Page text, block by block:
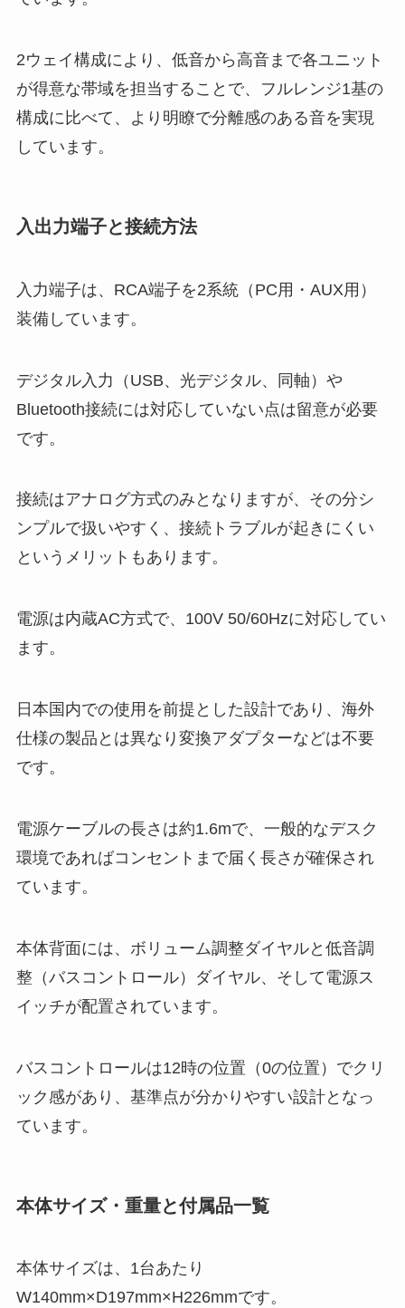
2ウェイ構成により、低音から高音まで各ユニット
が得意な帯域を担当することで、フルレンジ1基の
構成に比べて、より明瞭で分離感のある音を実現
しています。
入出力端子と接続方法
入力端子は、RCA端子を2系統（PC用・AUX用）
装備しています。
デジタル入力（USB、光デジタル、同軸）や
Bluetooth接続には対応していない点は留意が必要
です。
接続はアナログ方式のみとなりますが、その分シ
ンプルで扱いやすく、接続トラブルが起きにくい
というメリットもあります。
電源は内蔵AC方式で、100V 50/60Hzに対応してい
ます。
日本国内での使用を前提とした設計であり、海外
仕様の製品とは異なり変換アダプターなどは不要
です。
電源ケーブルの長さは約1.6mで、一般的なデスク
環境であればコンセントまで届く長さが確保され
ています。
本体背面には、ボリューム調整ダイヤルと低音調
整（バスコントロール）ダイヤル、そして電源ス
イッチが配置されています。
バスコントロールは12時の位置（0の位置）でクリ
ック感があり、基準点が分かりやすい設計となっ
ています。
本体サイズ・重量と付属品一覧
本体サイズは、1台あたり
W140mm×D197mm×H226mmです。